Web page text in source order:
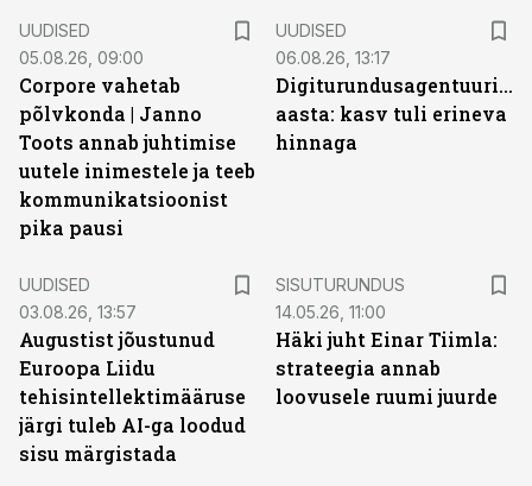
UUDISED
05.08.26, 09:00
Corpore vahetab
põlvkonda | Janno
Toots annab juhtimise
uutele inimestele ja teeb
kommunikatsioonist
pika pausi
UUDISED
06.08.26, 13:17
Digiturundusagentuuride
aasta: kasv tuli erineva
hinnaga
UUDISED
03.08.26, 13:57
Augustist jõustunud
Euroopa Liidu
tehisintellektimääruse
järgi tuleb AI-ga loodud
sisu märgistada
SISUTURUNDUS
14.05.26, 11:00
Häki juht Einar Tiimla:
strateegia annab
loovusele ruumi juurde